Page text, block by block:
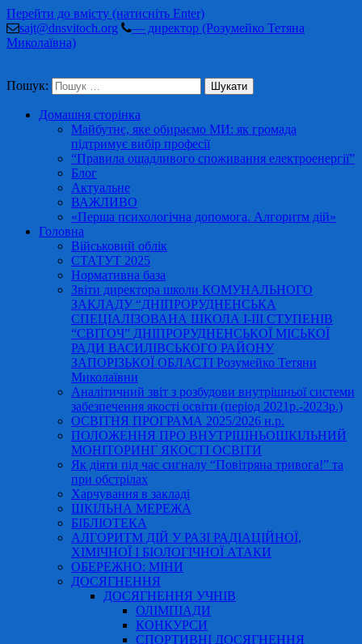
Перейти до вмісту (натисніть Enter)
sajt@dnsvitoch.org
— директор (Розумейко Тетяна
Миколаївна)
Пошук:
Домашня сторінка
Майбутнє, яке обираємо МИ: як громада
підтримує вибір професії
“Правила ощадливого споживання електроенергії”
Блог
Актуальне
ВАЖЛИВО
«Перша психологічна допомога. Алгоритм дій»
Головна
Військовий облік
СТАТУТ 2025
Нормативна база
Звіти директора школи КОМУНАЛЬНОГО
ЗАКЛАДУ “ДНІПРОРУДНЕНСЬКА
СПЕЦІАЛІЗОВАНА ШКОЛА І-ІІІ СТУПЕНІВ
“СВІТОЧ” ДНІПРОРУДНЕНСЬКОЇ МІСЬКОЇ
РАДИ ВАСИЛІВСЬКОГО РАЙОНУ
ЗАПОРІЗЬКОЇ ОБЛАСТІ Розумейко Тетяни
Миколаївни
Аналітичний звіт з розбудови внутрішньої системи
забезпечення якості освіти (період 2021р.-2023р.)
ОСВІТНЯ ПРОГРАМА 2025/2026 н.р.
ПОЛОЖЕННЯ ПРО ВНУТРІШНЬОШКІЛЬНИЙ
МОНІТОРИНГ ЯКОСТІ ОСВІТИ
Як діяти під час сигналу “Повітряна тривога!” та
при обстрілах
Харчування в закладі
ШКІЛЬНА МЕРЕЖА
БІБЛІОТЕКА
АЛГОРИТМ ДІЙ У РАЗІ РАДІАЦІЙНОЇ,
ХІМІЧНОЇ І БІОЛОГІЧНОЇ АТАКИ
ОБЕРЕЖНО: МІНИ
ДОСЯГНЕННЯ
ДОСЯГНЕННЯ УЧНІВ
ОЛІМПІАДИ
КОНКУРСИ
СПОРТИВНІ ДОСЯГНЕННЯ